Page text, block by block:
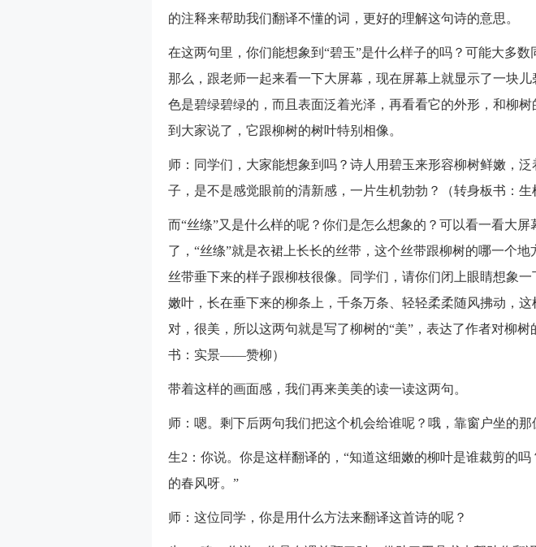
的注释来帮助我们翻译不懂的词，更好的理解这句诗的意思。
在这两句里，你们能想象到“碧玉”是什么样子的吗？可能大多数
那么，跟老师一起来看一下大屏幕，现在屏幕上就显示了一块
色是碧绿碧绿的，而且表面泛着光泽，再看看它的外形，和柳
到大家说了，它跟柳树的树叶特别相像。
师：同学们，大家能想象到吗？诗人用碧玉来形容柳树鲜嫩，
子，是不是感觉眼前的清新感，一片生机勃勃？（转身板书：生
而“丝绦”又是什么样的呢？你们是怎么想象的？可以看一看大屏
了，“丝绦”就是衣裙上长长的丝带，这个丝带跟柳树的哪一个地
丝带垂下来的样子跟柳枝很像。同学们，请你们闭上眼睛想象
嫩叶，长在垂下来的柳条上，千条万条、轻轻柔柔随风拂动，这
对，很美，所以这两句就是写了柳树的“美”，表达了作者对柳树
书：实景——赞柳）
带着这样的画面感，我们再来美美的读一读这两句。
师：嗯。剩下后两句我们把这个机会给谁呢？哦，靠窗户坐的那
生2：你说。你是这样翻译的，“知道这细嫩的柳叶是谁裁剪的吗
的春风呀。”
师：这位同学，你是用什么方法来翻译这首诗的呢？